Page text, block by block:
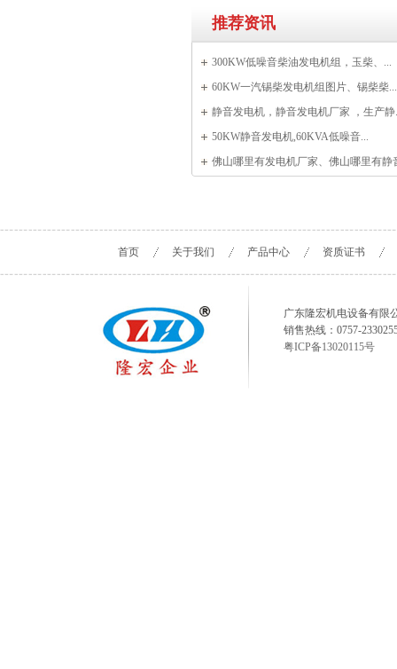
推荐资讯
300KW低噪音柴油发电机组，玉柴、...
60KW一汽锡柴发电机组图片、锡柴柴...
静音发电机，静音发电机厂家 ，生产静
50KW静音发电机,60KVA低噪音...
佛山哪里有发电机厂家、佛山哪里有静
首页 关于我们 产品中心 资质证书
广东隆宏机电设备有限
销售热线：0757-
粤ICP备13020115号